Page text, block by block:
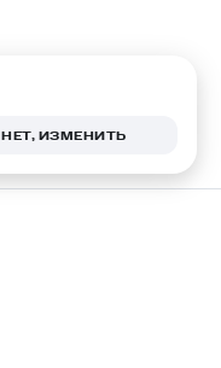
НЕТ, ИЗМЕНИТЬ